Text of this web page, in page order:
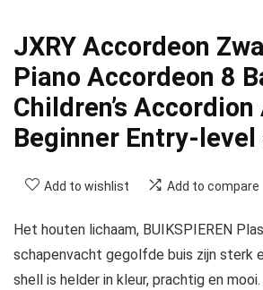
JXRY Accordeon
Piano Accordeon 8
Children’s
Beginner Entry-level
Add to wishlist Add to compare
Het houten lichaam, BUIKSPIEREN
schapenvacht gegolfde buis zijn sterk
shell is helder in kleur, prachtig en mooi.